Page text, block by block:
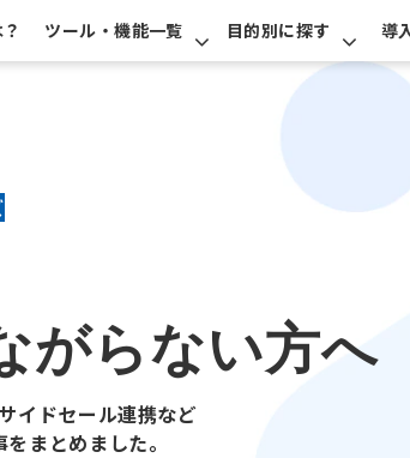
ツール・機能一覧 目的別に探す 導
がらない方へ
イドセール連携など
まとめました。